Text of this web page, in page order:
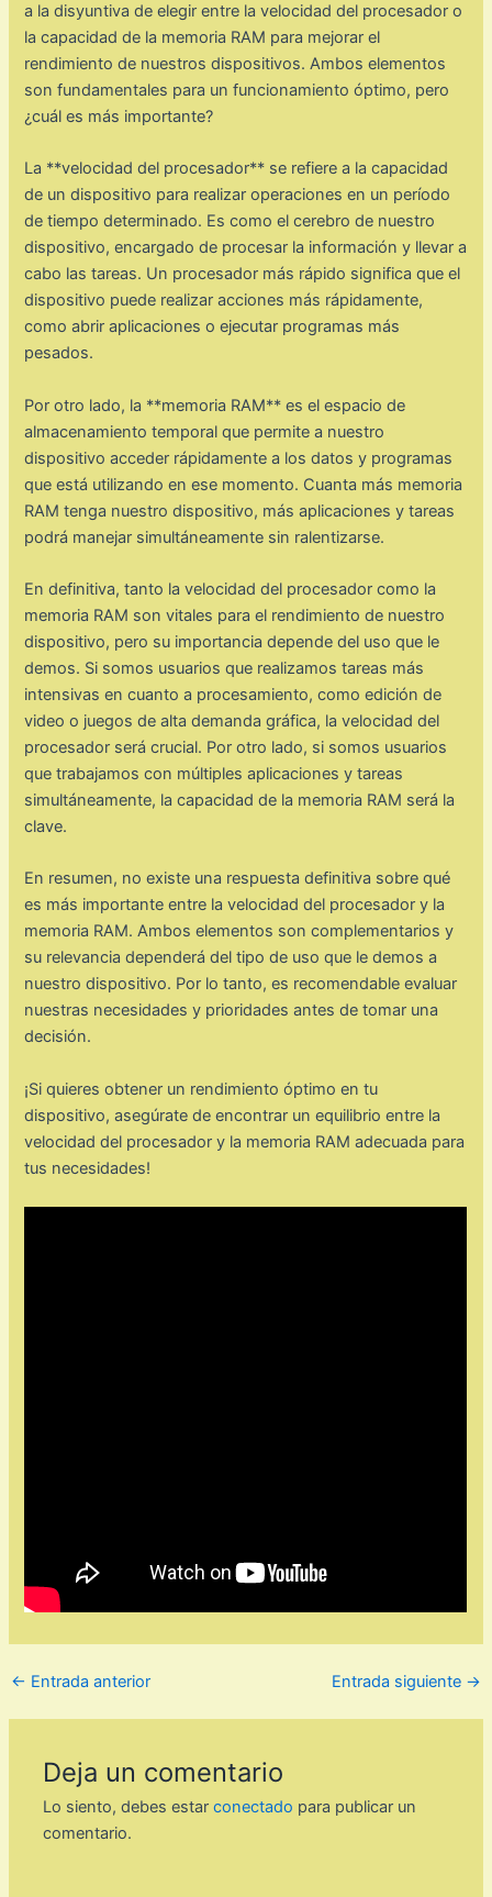
a la disyuntiva de elegir entre la velocidad del procesador o
la capacidad de la memoria RAM para mejorar el
rendimiento de nuestros dispositivos. Ambos elementos
son fundamentales para un funcionamiento óptimo, pero
¿cuál es más importante?
La **velocidad del procesador** se refiere a la capacidad
de un dispositivo para realizar operaciones en un período
de tiempo determinado. Es como el cerebro de nuestro
dispositivo, encargado de procesar la información y llevar a
cabo las tareas. Un procesador más rápido significa que el
dispositivo puede realizar acciones más rápidamente,
como abrir aplicaciones o ejecutar programas más
pesados.
Por otro lado, la **memoria RAM** es el espacio de
almacenamiento temporal que permite a nuestro
dispositivo acceder rápidamente a los datos y programas
que está utilizando en ese momento. Cuanta más memoria
RAM tenga nuestro dispositivo, más aplicaciones y tareas
podrá manejar simultáneamente sin ralentizarse.
En definitiva, tanto la velocidad del procesador como la
memoria RAM son vitales para el rendimiento de nuestro
dispositivo, pero su importancia depende del uso que le
demos. Si somos usuarios que realizamos tareas más
intensivas en cuanto a procesamiento, como edición de
video o juegos de alta demanda gráfica, la velocidad del
procesador será crucial. Por otro lado, si somos usuarios
que trabajamos con múltiples aplicaciones y tareas
simultáneamente, la capacidad de la memoria RAM será la
clave.
En resumen, no existe una respuesta definitiva sobre qué
es más importante entre la velocidad del procesador y la
memoria RAM. Ambos elementos son complementarios y
su relevancia dependerá del tipo de uso que le demos a
nuestro dispositivo. Por lo tanto, es recomendable evaluar
nuestras necesidades y prioridades antes de tomar una
decisión.
¡Si quieres obtener un rendimiento óptimo en tu
dispositivo, asegúrate de encontrar un equilibrio entre la
velocidad del procesador y la memoria RAM adecuada para
tus necesidades!
← Entrada anterior Entrada siguiente →
Deja un comentario
Lo siento, debes estarconectado para publicar un
comentario.